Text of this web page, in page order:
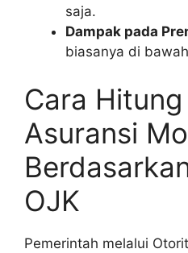
saja.
Dampak pada
biasanya di
Cara
Asuransi
OJK
Pemerintah melalui